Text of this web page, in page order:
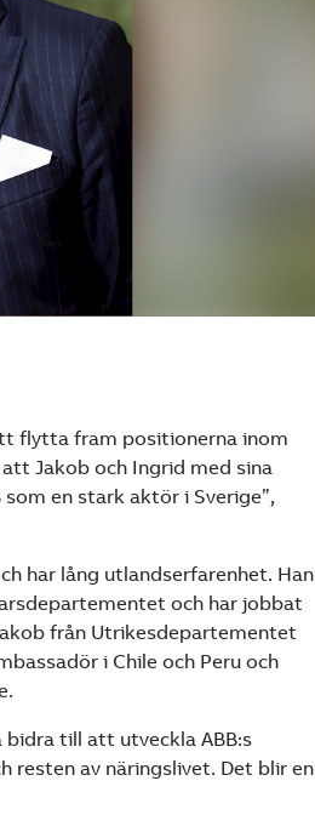
flytta fram positionerna inom
Jakob och Ingrid med sina
en stark aktör i Sverige”,
har lång utlandserfarenhet. Han
och har jobbat
från Utrikesdepartementet
i Chile och Peru och
till att utveckla ABB:s
resten av näringslivet. Det blir en